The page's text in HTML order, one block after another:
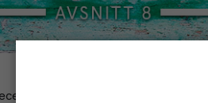
på en lyckad